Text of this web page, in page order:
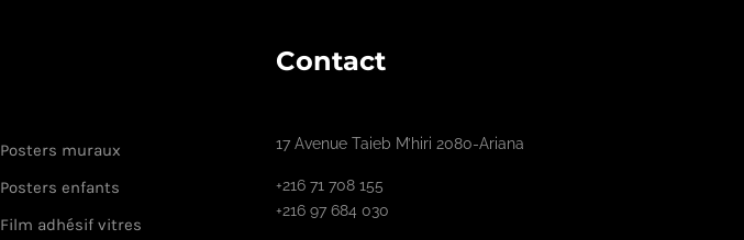
Posters muraux
Posters enfants
Film adhésif vitres
Contact
17 Avenue Taieb M’hiri 2080-Ariana
+216 71 708 155
+216 97 684 030